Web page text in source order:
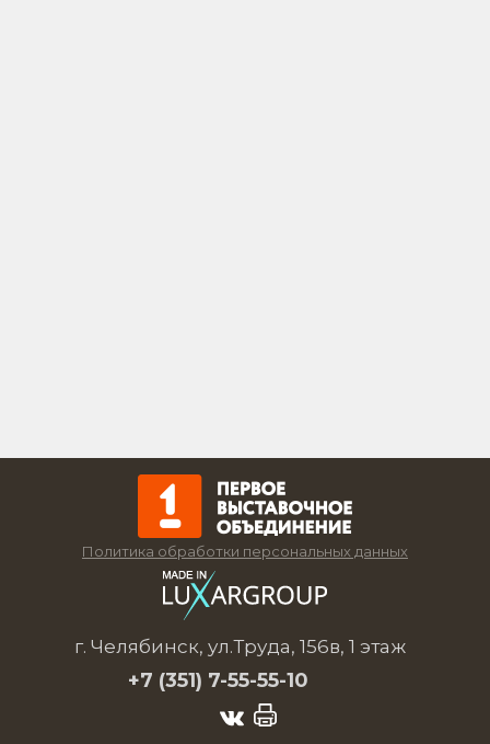
Политика обработки персональных данных
г. Челябинск, ул.Труда, 156в, 1 этаж
+7 (351) 7-55-55-10